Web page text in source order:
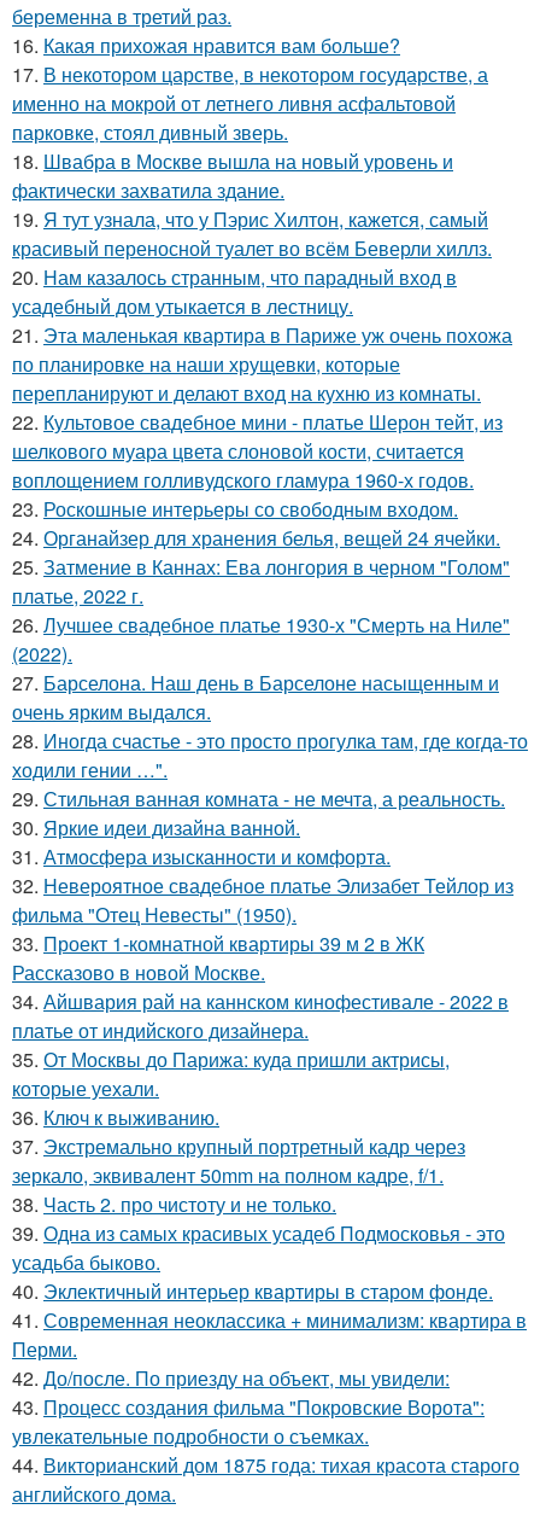
беременна в третий раз.
16. Какая прихожая нравится вам больше?
17. В некотором царстве, в некотором государстве, а
именно на мокрой от летнего ливня асфальтовой
парковке, стоял дивный зверь.
18. Швабра в Москве вышла на новый уровень и
фактически захватила здание.
19. Я тут узнала, что у Пэрис Хилтон, кажется, самый
красивый переносной туалет во всём Беверли хиллз.
20. Нам казалось странным, что парадный вход в
усадебный дом утыкается в лестницу.
21. Эта маленькая квартира в Париже уж очень похожа
по планировке на наши хрущевки, которые
перепланируют и делают вход на кухню из комнаты.
22. Культовое свадебное мини - платье Шерон тейт, из
шелкового муара цвета слоновой кости, считается
воплощением голливудского гламура 1960-х годов.
23. Роскошные интерьеры со свободным входом.
24. Органайзер для хранения белья, вещей 24 ячейки.
25. Затмение в Каннах: Ева лонгория в черном "Голом"
платье, 2022 г.
26. Лучшее свадебное платье 1930-х "Смерть на Ниле"
(2022).
27. Барселона. Наш день в Барселоне насыщенным и
очень ярким выдался.
28. Иногда счастье - это просто прогулка там, где когда-то
ходили гении …".
29. Стильная ванная комната - не мечта, а реальность.
30. Яркие идеи дизайна ванной.
31. Атмосфера изысканности и комфорта.
32. Невероятное свадебное платье Элизабет Тейлор из
фильма "Отец Невесты" (1950).
33. Проект 1-комнатной квартиры 39 м 2 в ЖК
Рассказово в новой Москве.
34. Айшвария рай на каннском кинофестивале - 2022 в
платье от индийского дизайнера.
35. От Москвы до Парижа: куда пришли актрисы,
которые уехали.
36. Ключ к выживанию.
37. Экстремально крупный портретный кадр через
зеркало, эквивалент 50mm на полном кадре, f/1.
38. Часть 2. про чистоту и не только.
39. Одна из самых красивых усадеб Подмосковья - это
усадьба быково.
40. Эклектичный интерьер квартиры в старом фонде.
41. Современная неоклассика + минимализм: квартира в
Перми.
42. До/после. По приезду на объект, мы увидели:
43. Процесс создания фильма "Покровские Ворота":
увлекательные подробности о съемках.
44. Викторианский дом 1875 года: тихая красота старого
английского дома.